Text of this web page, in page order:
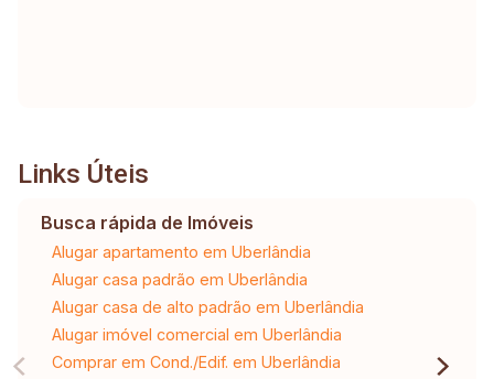
Links Úteis
Busca rápida de Imóveis
Alugar apartamento em Uberlândia
Alugar casa padrão em Uberlândia
Alugar casa de alto padrão em Uberlândia
Alugar imóvel comercial em Uberlândia
Comprar em Cond./Edif. em Uberlândia